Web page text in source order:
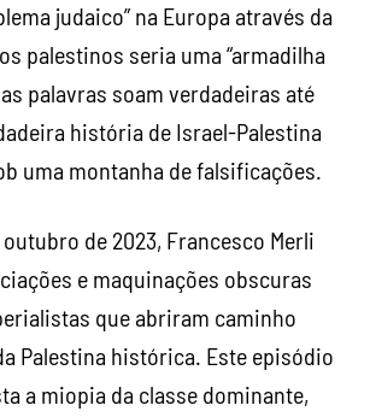
judaico” na Europa através da
palestinos seria uma “armadilha
palavras soam verdadeiras até
história de Israel-Palestina
uma montanha de falsificações.
de 2023, Francesco Merli
e maquinações obscuras
que abriram caminho
Palestina histórica. Este episódio
a miopia da classe dominante,